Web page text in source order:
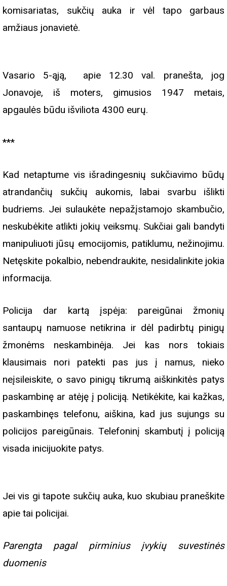
komisariatas, sukčių auka ir vėl tapo garbaus
amžiaus jonavietė.
Vasario 5-ąją, apie 12.30 val. pranešta, jog
Jonavoje, iš moters, gimusios 1947 metais,
apgaulės būdu išviliota 4300 eurų.
***
Kad netaptume vis išradingesnių sukčiavimo būdų
atrandančių sukčių aukomis, labai svarbu išlikti
budriems. Jei sulaukėte nepažįstamojo skambučio,
neskubėkite atlikti jokių veiksmų. Sukčiai gali bandyti
manipuliuoti jūsų emocijomis, patiklumu, nežinojimu.
Netęskite pokalbio, nebendraukite, nesidalinkite jokia
informacija.
Policija dar kartą įspėja: pareigūnai žmonių
santaupų namuose netikrina ir dėl padirbtų pinigų
žmonėms neskambinėja. Jei kas nors tokiais
klausimais nori patekti pas jus į namus, nieko
neįsileiskite, o savo pinigų tikrumą aiškinkitės patys
paskambinę ar atėję į policiją. Netikėkite, kai kažkas,
paskambinęs telefonu, aiškina, kad jus sujungs su
policijos pareigūnais. Telefoninį skambutį į policiją
visada inicijuokite patys.
Jei vis gi tapote sukčių auka, kuo skubiau praneškite
apie tai policijai.
Parengta pagal pirminius įvykių suvestinės
duomenis